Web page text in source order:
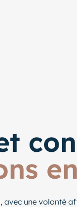
une volonté